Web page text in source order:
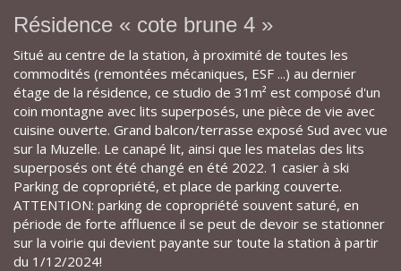
Résidence « cote brune 4 »
Situé au centre de la station, à proximité de toutes les
commodités (remontées mécaniques, ESF ...) au dernier
étage de la résidence, ce studio de 31m² est composé d'un
coin montagne avec lits superposés, une pièce de vie avec
cuisine ouverte. Grand balcon/terrasse exposé Sud avec vue
sur la Muzelle. Le canapé lit, ainsi que les matelas des lits
superposés ont été changé en été 2022. 1 casier à ski
Parking de copropriété, et place de parking couverte.
ATTENTION: parking de copropriété souvent saturé, en
période de forte affluence il se peut de devoir se stationner
sur la voirie qui devient payante sur toute la station à partir
du 1/12/2024!